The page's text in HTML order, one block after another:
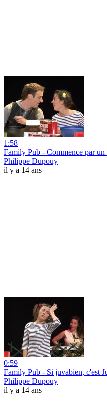
1:58
Family Pub - Commence par
Philippe Dupouy
il y a 14 ans
0:59
Family Pub - Si juvabien, c'est
Philippe Dupouy
il y a 14 ans